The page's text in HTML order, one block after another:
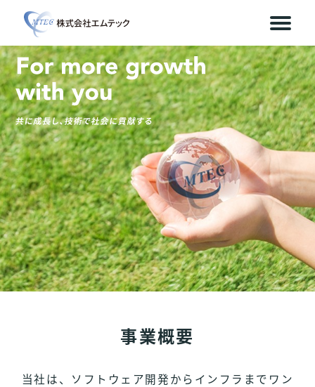
事業概要
当社は、ソフトウェア開発からインフラまでワン